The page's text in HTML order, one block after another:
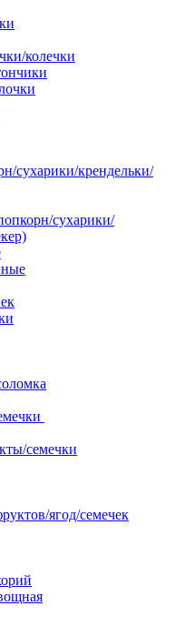
колечки
сухарики/крендельки/
сухарики/
семечки
ягод/семечек